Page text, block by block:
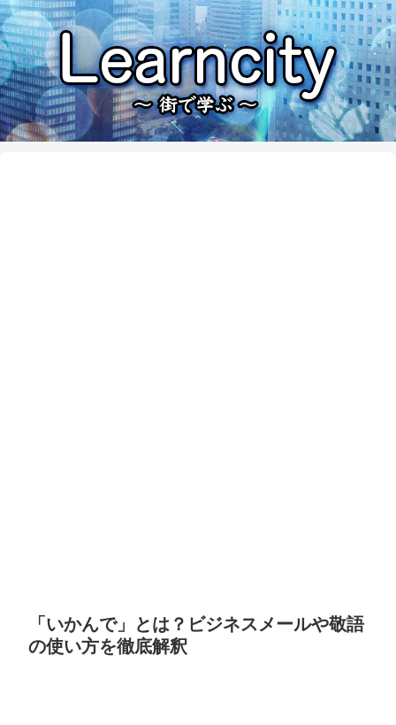
「いかんで」とは？ビジネスメールや敬語
の使い方を徹底解釈